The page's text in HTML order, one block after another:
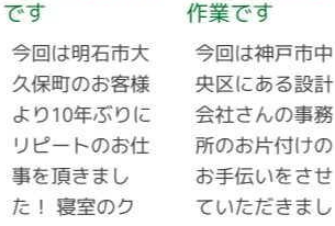
です
今回は明石市大
久保町のお客様
より10年ぶりに
リピートのお仕
事を頂きまし
た！ 寝室のク
作業です
今回は神戸市中
央区にある設計
会社さんの事務
所のお片付けの
お手伝いをさせ
ていただきまし